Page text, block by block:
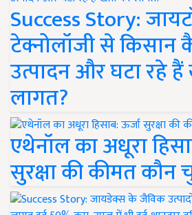
Success Story:
टेक्नोलॉजी से किसान
उत्पादन और घटा रहे
लागत?
एथेनॉल का अधूरा
सुरक्षा की कीमत कौन